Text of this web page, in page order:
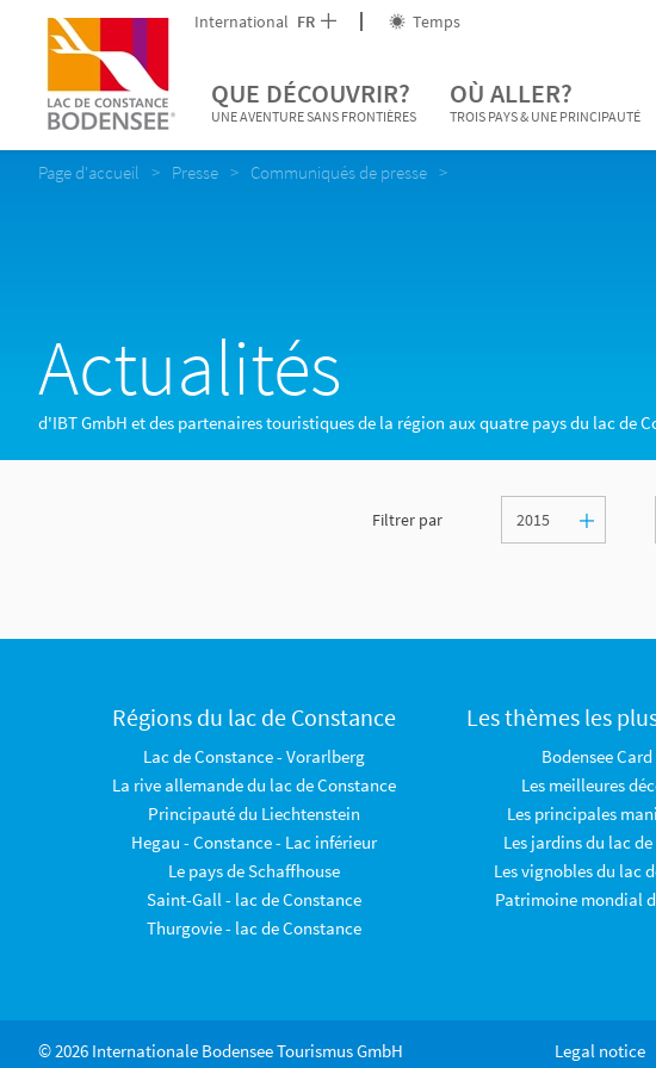
International FR Temps
QUE DÉCOUVRIR?
UNE AVENTURE SANS FRONTIÈRES
OÙ ALLER?
TROIS PAYS & UNE PRINCIPAUTÉ
Page d'accueil Presse Communiqués de presse
Actualités
d'IBT GmbH et des partenaires touristiques de la région aux quatre pays du lac de
Filtrer par
Régions du lac de Constance
Lac de Constance - Vorarlberg
La rive allemande du lac de Constance
Principauté du Liechtenstein
Hegau - Constance - Lac inférieur
Le pays de Schaffhouse
Saint-Gall - lac de Constance
Thurgovie - lac de Constance
Les thèmes les
Bodensee Card
Les meilleures
Les principales
Les jardins du lac
Les vignobles du lac
Patrimoine mondial
© 2026 Internationale Bodensee Tourismus GmbH Legal notice